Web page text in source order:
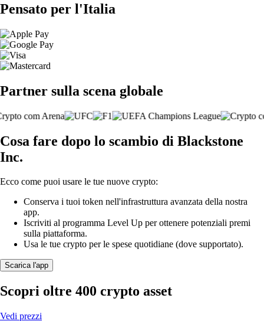
Pensato per l'Italia
Partner sulla scena globale
Cosa fare dopo lo scambio di Blackstone
Inc.
Ecco come puoi usare le tue nuove crypto:
Conserva i tuoi token nell'infrastruttura avanzata della nostra
app.
Iscriviti al programma Level Up per ottenere potenziali premi
sulla piattaforma.
Usa le tue crypto per le spese quotidiane (dove supportato).
Scarica l'app
Scopri oltre 400 crypto asset
Vedi prezzi